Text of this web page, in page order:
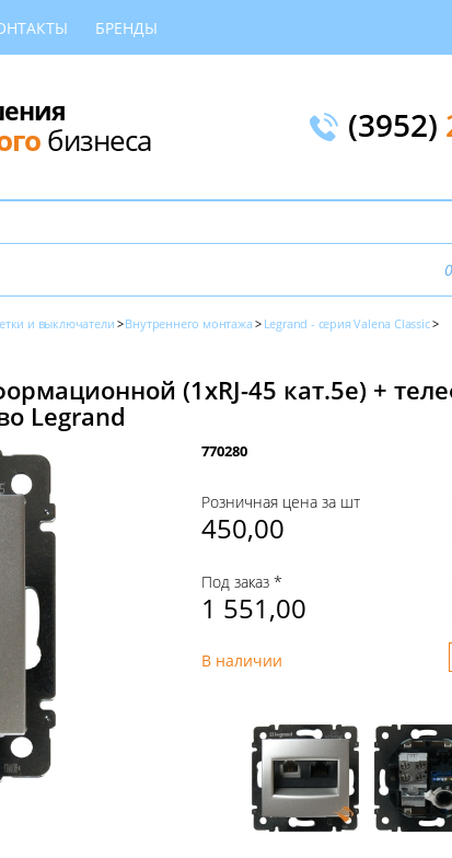
БРЕНДЫ
бизнеса (3952)
и выключатели Внутреннего монтажа
Legrand - серия Valena Classic
(1xRJ-45 кат.5e) +
Legrand
770280
Розничная цена за шт
450,00
Под заказ *
1 551,00
В наличии